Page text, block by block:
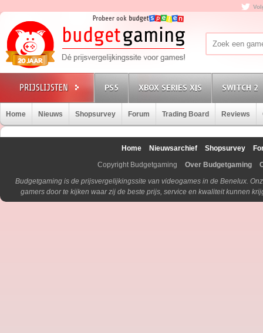
PS5 XBOX SERIES X|S SWITCH 2
Home Nieuws Shopsurvey Forum Trading Board Reviews
Home Nieuwsarchief Shopsurvey
Copyright Budgetgaming
Over Budgetgaming
Budgetgaming is de prijsvergelijkingssite van videogames in de Benelux.
gamers door te kijken waar zij de beste prijs, service en kwaliteit kunnen